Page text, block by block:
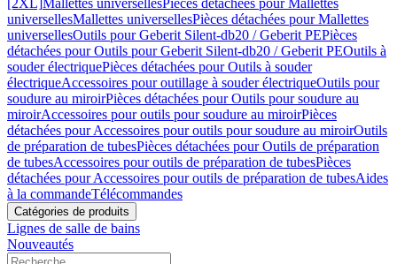
[2XL]Mallettes universellesPièces détachées pour Mallettes
universellesMallettes universellesPièces détachées pour Mallettes
universellesOutils pour Geberit Silent-db20 / Geberit PEPièces
détachées pour Outils pour Geberit Silent-db20 / Geberit PEOutils à
souder électriquePièces détachées pour Outils à souder
électriqueAccessoires pour outillage à souder électriqueOutils pour
soudure au miroirPièces détachées pour Outils pour soudure au
miroirAccessoires pour outils pour soudure au miroirPièces
détachées pour Accessoires pour outils pour soudure au miroirOutils
de préparation de tubesPièces détachées pour Outils de préparation
de tubesAccessoires pour outils de préparation de tubesPièces
détachées pour Accessoires pour outils de préparation de tubesAides
à la commandeTélécommandes
Catégories de produits
Lignes de salle de bains
Nouveautés